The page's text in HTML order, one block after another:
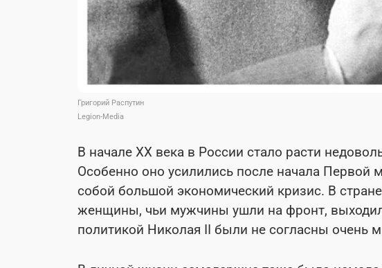
Григорий Распутин
Legion-Media
В начале XX века в России стало расти
Особенно оно усилились после начала Первой
собой большой экономический кризис. В
женщины, чьи мужчины ушли на фронт,
политикой Николая II были не согласны очень